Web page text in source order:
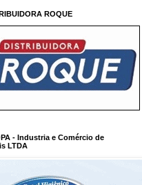
ROQUE
- Industria e Comércio de
LTDA